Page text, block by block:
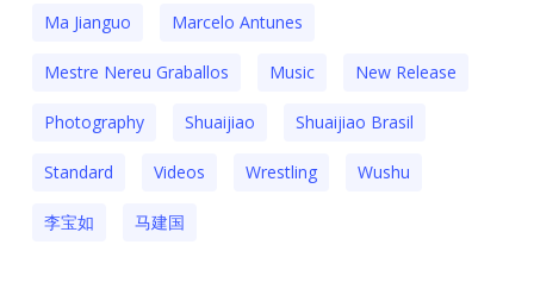
Ma Jianguo Marcelo Antunes
Mestre Nereu Graballos Music New Release
Photography Shuaijiao Shuaijiao Brasil
Standard Videos Wrestling Wushu
李宝如 马建国